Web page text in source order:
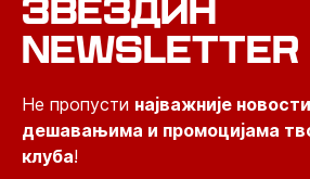
ЗВЕЗДИН
NEWSLETTER
Не пропусти најважније
дешавањима и промоцијама
клуба!